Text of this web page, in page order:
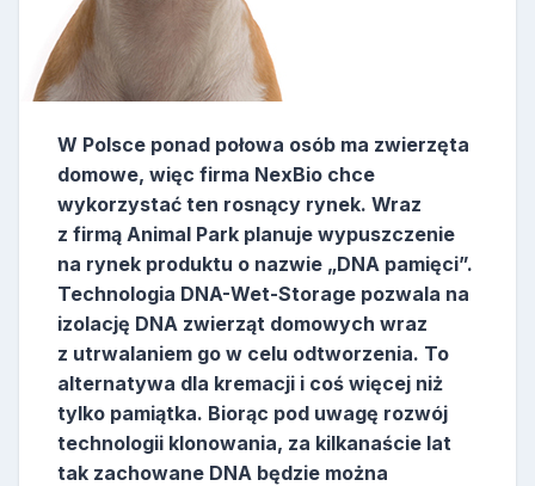
W Polsce ponad połowa osób ma zwierzęta
domowe, więc firma NexBio chce
wykorzystać ten rosnący rynek. Wraz
z firmą Animal Park planuje wypuszczenie
na rynek produktu o nazwie „DNA pamięci”.
Technologia DNA-Wet-Storage pozwala na
izolację DNA zwierząt domowych wraz
z utrwalaniem go w celu odtworzenia. To
alternatywa dla kremacji i coś więcej niż
tylko pamiątka. Biorąc pod uwagę rozwój
technologii klonowania, za kilkanaście lat
tak zachowane DNA będzie można